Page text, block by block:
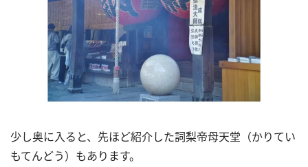
少し奥に入ると、先ほど紹介した詞梨帝母天堂（かりてい
もてんどう）もあります。